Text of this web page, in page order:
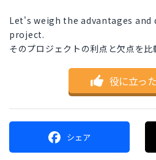
Let's weigh the advantages
project.
そのプロジェクトの利点と欠点を比
役に立った
シェア